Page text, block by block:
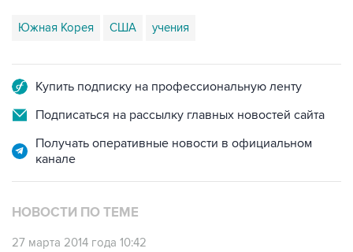
Южная Корея США учения
Купить подписку на профессиональную ленту
Подписаться на рассылку главных новостей сайта
Получать оперативные новости в официальном
канале
НОВОСТИ ПО ТЕМЕ
27 марта 2014 года 10:42